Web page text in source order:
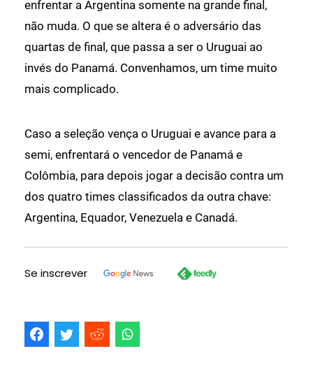
enfrentar a Argentina somente na grande final,
não muda. O que se altera é o adversário das
quartas de final, que passa a ser o Uruguai ao
invés do Panamá. Convenhamos, um time muito
mais complicado.
Caso a seleção vença o Uruguai e avance para a
semi, enfrentará o vencedor de Panamá e
Colômbia, para depois jogar a decisão contra um
dos quatro times classificados da outra chave:
Argentina, Equador, Venezuela e Canadá.
Se inscrever